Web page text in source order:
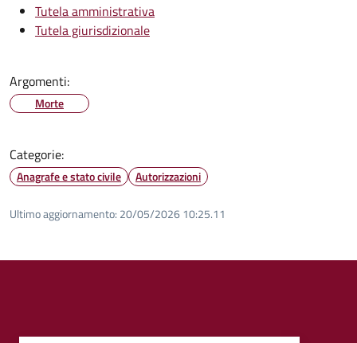
Tutela amministrativa
Tutela giurisdizionale
Argomenti:
Morte
Categorie:
Anagrafe e stato civile Autorizzazioni
Ultimo aggiornamento: 20/05/2026 10:25.11